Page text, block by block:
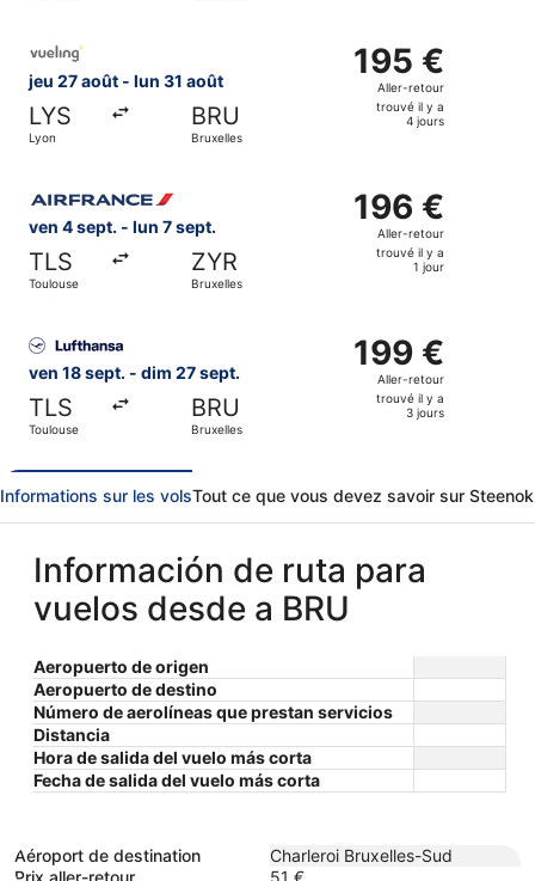
a
jour
jeu 27 août - lun 31 août
LYS
Lyon
BRU
Bruxelles
195 €
Aller-
retour,
trouvé
a
4
jours
195 €
Aller-retour
trouvé il y a
4 jours
ven 4 sept. - lun 7 sept.
TLS
Toulouse
ZYR
Bruxelles
196 €
Aller-
retour,
a
jour
196 €
Aller-retour
trouvé il y a
1 jour
ven 18 sept. - dim 27 sept.
TLS
Toulouse
BRU
Bruxelles
199 €
Aller-
retour,
trouvé
a
199 €
Aller-retour
trouvé il y a
3 jours
Informations sur les volsTout ce que vous devez savoir sur
Información de ruta para
vuelos desde a BRU
Aeropuerto de origen
Aeropuerto de destino
Número de aerolíneas que prestan servicios
Distancia
Hora de salida del vuelo más corta
Fecha de salida del vuelo más corta
Aéroport de destination
Charleroi Bruxelles-Sud